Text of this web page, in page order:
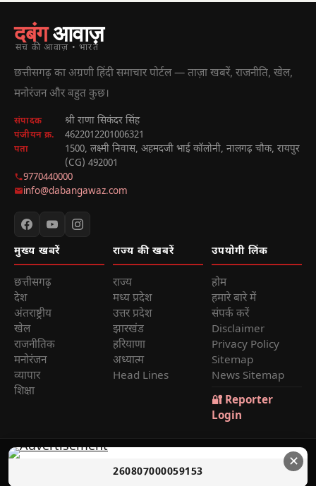
दबंगआवाज़
सच की आवाज़ • भारत
छत्तीसगढ़ का अग्रणी हिंदी समाचार पोर्टल — ताज़ा खबरें, राजनीति, खेल,
मनोरंजन और बहुत कुछ।
संपादक श्री राणा सिकंदर सिंह
पंजीयन क्र. 4622012201006321
पता
1500, लक्ष्मी निवास, अहमदजी भाई कॉलोनी, नालगढ़ चौक, रायपुर
(CG) 492001
9770440000
info@dabangawaz.com
मुख्य खबरें
छत्तीसगढ़
देश
अंतराष्ट्रीय
खेल
राजनीतिक
मनोरंजन
व्यापार
शिक्षा
राज्य की खबरें
राज्य
मध्य प्रदेश
उत्तर प्रदेश
झारखंड
हरियाणा
अध्यात्म
Head Lines
उपयोगी लिंक
होम
हमारे बारे में
संपर्क करें
Disclaimer
Privacy Policy
Sitemap
News Sitemap
🔐 Reporter
Login
— सर्वाधिकार सुरक्षित | Sole Proprietor:
Rana Sikander Singh | Reg. No. 4622012201006321, Raipur
✕
260807000059153